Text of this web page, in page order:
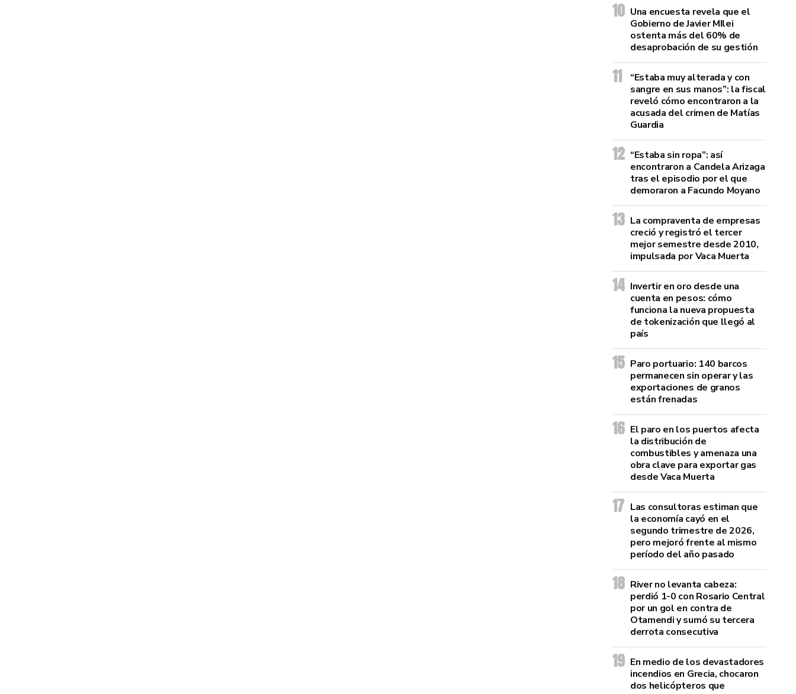
Una encuesta revela que el
Gobierno de Javier MIlei
ostenta más del 60% de
desaprobación de su gestión
“Estaba muy alterada y con
sangre en sus manos”: la fiscal
reveló cómo encontraron a la
acusada del crimen de Matías
Guardia
“Estaba sin ropa”: así
encontraron a Candela Arizaga
tras el episodio por el que
demoraron a Facundo Moyano
La compraventa de empresas
creció y registró el tercer
mejor semestre desde 2010,
impulsada por Vaca Muerta
Invertir en oro desde una
cuenta en pesos: cómo
funciona la nueva propuesta
de tokenización que llegó al
país
Paro portuario: 140 barcos
permanecen sin operar y las
exportaciones de granos
están frenadas
El paro en los puertos afecta
la distribución de
combustibles y amenaza una
obra clave para exportar gas
desde Vaca Muerta
Las consultoras estiman que
la economía cayó en el
segundo trimestre de 2026,
pero mejoró frente al mismo
período del año pasado
River no levanta cabeza:
perdió 1-0 con Rosario Central
por un gol en contra de
Otamendi y sumó su tercera
derrota consecutiva
En medio de los devastadores
incendios en Grecia, chocaron
dos helicópteros que